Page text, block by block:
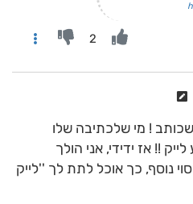
2
! מי שלכתיבה שלו
!! אז ידידי, אני הולך
נוסף, כך אוכל לתת לך ''לייק